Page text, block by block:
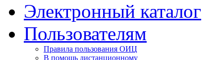
Электронный каталог
Пользователям
Правила пользования ОИЦ
В помощь дистанционному